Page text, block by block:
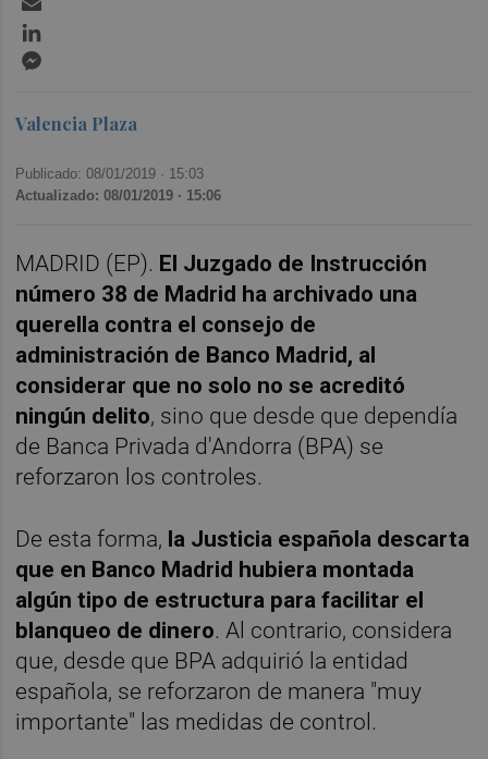
Valencia Plaza
Publicado: 08/01/2019 · 15:03
Actualizado: 08/01/2019 · 15:06
MADRID (EP). El Juzgado de Instrucción
número 38 de Madrid ha archivado una
querella contra el consejo de
administración de Banco Madrid, al
considerar que no solo no se acreditó
ningún delito, sino que desde que dependía
de Banca Privada d'Andorra (BPA) se
reforzaron los controles.
De esta forma, la Justicia española descarta
que en Banco Madrid hubiera montada
algún tipo de estructura para facilitar el
blanqueo de dinero. Al contrario, considera
que, desde que BPA adquirió la entidad
española, se reforzaron de manera "muy
importante" las medidas de control.